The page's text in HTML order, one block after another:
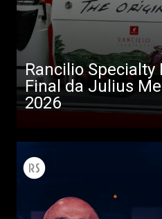
Rancilio Specialty
Final da Julius
2026